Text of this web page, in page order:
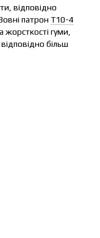
відповідно
патрон T10-4
жорсткості гуми,
більш